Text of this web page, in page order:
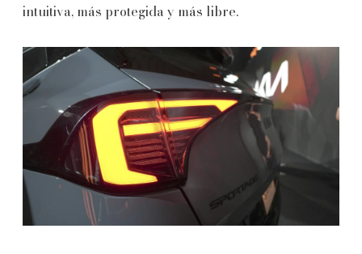
intuitiva, más protegida y más libre.